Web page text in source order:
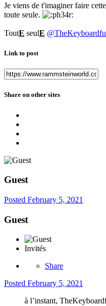
Je viens de t'imaginer faire
toute seule.
ToutE seulE
Link to post
Share on other sites
Guest
Posted February 5, 2021
Guest
Invités
Share
Posted February 5, 2021
à l’instant,